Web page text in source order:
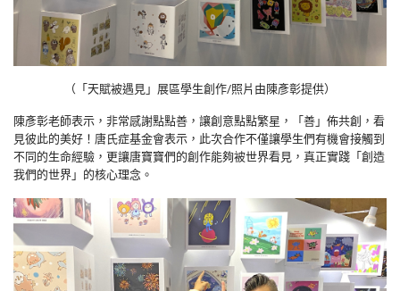
（「天賦被遇見」展區學生創作/照片由陳彥彰提供）
陳彥彰老師表示，非常感謝點點善，讓創意點點繁星，「善」佈共創，看
見彼此的美好！唐氏症基金會表示，此次合作不僅讓學生們有機會接觸到
不同的生命經驗，更讓唐寶寶們的創作能夠被世界看見，真正實踐「創造
我們的世界」的核心理念。